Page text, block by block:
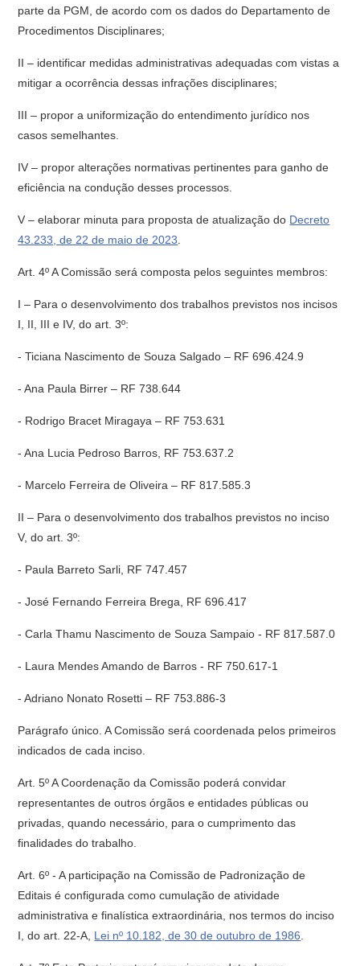
parte da PGM, de acordo com os dados do Departamento de
Procedimentos Disciplinares;
II – identificar medidas administrativas adequadas com vistas a
mitigar a ocorrência dessas infrações disciplinares;
III – propor a uniformização do entendimento jurídico nos
casos semelhantes.
IV – propor alterações normativas pertinentes para ganho de
eficiência na condução desses processos.
V – elaborar minuta para proposta de atualização do Decreto
43.233, de 22 de maio de 2023
Art. 4º A Comissão será composta pelos seguintes membros:
I – Para o desenvolvimento dos trabalhos previstos nos incisos
I, II, III e IV, do art. 3º:
- Ticiana Nascimento de Souza Salgado – RF 696.424.9
- Ana Paula Birrer – RF 738.644
- Rodrigo Bracet Miragaya – RF 753.631
- Ana Lucia Pedroso Barros, RF 753.637.2
- Marcelo Ferreira de Oliveira – RF 817.585.3
II – Para o desenvolvimento dos trabalhos previstos no inciso
V, do art. 3º:
- Paula Barreto Sarli, RF 747.457
- José Fernando Ferreira Brega, RF 696.417
- Carla Thamu Nascimento de Souza Sampaio - RF 817.587.0
- Laura Mendes Amando de Barros - RF 750.617-1
- Adriano Nonato Rosetti – RF 753.886-3
Parágrafo único. A Comissão será coordenada pelos primeiros
indicados de cada inciso.
Art. 5º A Coordenação da Comissão poderá convidar
representantes de outros órgãos e entidades públicas ou
privadas, quando necessário, para o cumprimento das
finalidades do trabalho.
Art. 6º - A participação na Comissão de Padronização de
Editais é configurada como cumulação de atividade
administrativa e finalística extraordinária, nos termos do inciso
I, do art. 22-A, Lei nº 10.182, de 30 de outubro de 1986